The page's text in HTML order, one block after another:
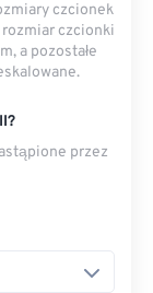
czcionek
czcionki
a pozostałe
przez